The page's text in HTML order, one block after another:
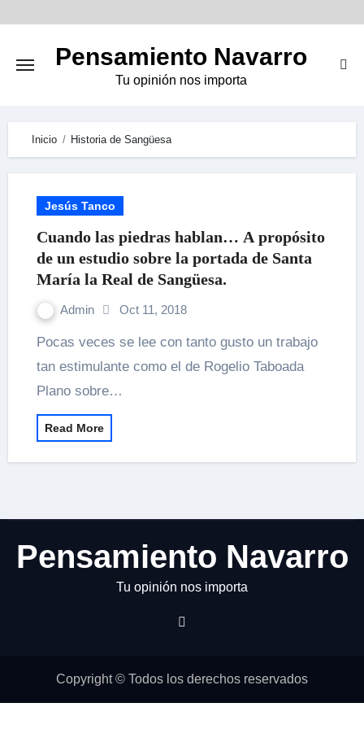
Pensamiento Navarro
Tu opinión nos importa
Inicio Historia de Sangüesa
Jesús Tanco
Cuando las piedras hablan… A propósito
de un estudio sobre la portada de Santa
María la Real de Sangüesa.
Admin Oct 11, 2018
Pocas veces se lee con tanto gusto un trabajo
tan estimulante como el de Rogelio Taboada
Plano sobre…
Read More
Pensamiento Navarro
Tu opinión nos importa
Copyright © Todos los derechos reservados